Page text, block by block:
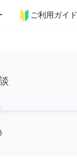
ご利用ガイド
ペット 料理